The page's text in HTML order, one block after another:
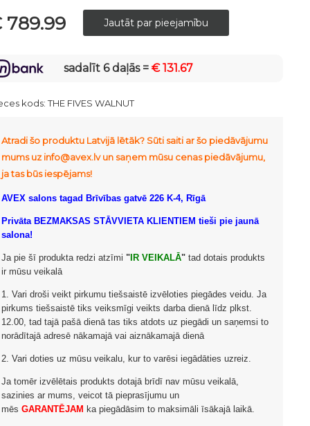
789.99
sadalīt 6 daļās =€ 131.67
kods:THE FIVES WALNUT
Atradi šo produktu Latvijā lētāk? Sūti saiti ar šo piedāvājumu
mums uz info@avex.lv un saņem mūsu cenas piedāvājumu,
ja tas būs iespējams!
AVEX salons tagad Brīvības gatvē 226 K-4, Rīgā
Privāta BEZMAKSAS STĀVVIETA KLIENTIEM tieši pie jaunā
salona!
Ja pie šī produkta redzi atzīmi " IR VEIKALĀ" tad dotais produkts
ir mūsu veikalā
1. Vari droši veikt pirkumu tiešsaistē izvēloties piegādes veidu. Ja
pirkums tiešsaistē tiks veiksmīgi veikts darba dienā līdz plkst.
12.00, tad tajā pašā dienā tas tiks atdots uz piegādi un saņemsi to
norādītajā adresē nākamajā vai aiznākamajā dienā
2. Vari doties uz mūsu veikalu, kur to varēsi iegādāties uzreiz.
Ja tomēr izvēlētais produkts dotajā brīdī nav mūsu veikalā,
sazinies ar mums, veicot tā pieprasījumu un
mēsGARANTĒJAM ka piegādāsim to maksimāli īsākajā laikā.